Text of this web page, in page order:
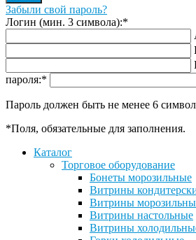
Забыли свой пароль?
Логин (мин. 3 символа):*
пароля:*
Пароль должен быть не менее 6
*Поля, обязательные для заполнения.
Каталог
Торговое оборудование
Бонеты морозильные
Витрины
Витрины
Витрины настольные
Витрины